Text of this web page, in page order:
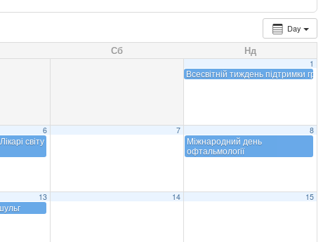
Day
Сб Нд
1
Всесвітній тиждень підтримки
6
світу
7 8
Міжнародний день
офтальмології
13 14 15